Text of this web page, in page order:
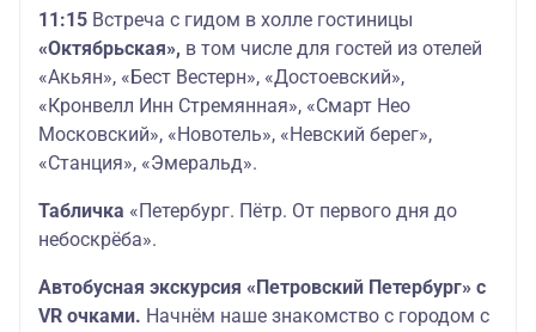
11:15 Встреча с гидом в холле гостиницы
«Октябрьская», в том числе для гостей из отелей
«Акьян», «Бест Вестерн», «Достоевский»,
«Кронвелл Инн Стремянная», «Смарт Нео
Московский», «Новотель», «Невский берег»,
«Станция», «Эмеральд».
Табличка «Петербург. Пётр. От первого дня до
небоскрёба».
Автобусная экскурсия «Петровский Петербург» с
VR очками. Начнём наше знакомство с городом с